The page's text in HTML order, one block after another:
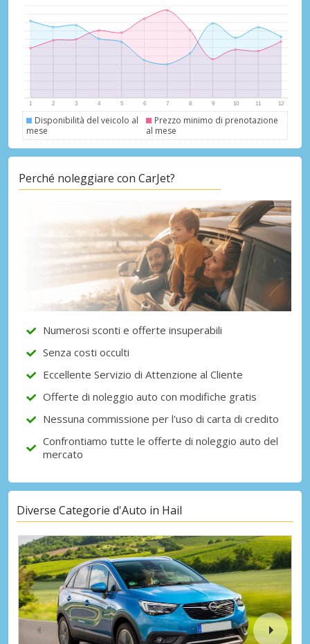
Disponibilità del veicolo al
mese
Prezzo minimo di prenotazione
al mese
Perché noleggiare con CarJet?
Numerosi sconti e offerte insuperabili
Senza costi occulti
Eccellente Servizio di Attenzione al Cliente
Offerte di noleggio auto con modifiche gratis
Nessuna commissione per l'uso di carta di credito
Confrontiamo tutte le offerte di noleggio auto del
mercato
Diverse Categorie d'Auto in Hail
Sconti speciali
Accedi alle offerte esclusive dei nostri
fornitori
Accedi con eLink